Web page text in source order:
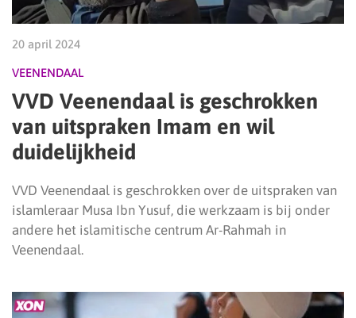
20 april 2024
VEENENDAAL
VVD Veenendaal is geschrokken
van uitspraken Imam en wil
duidelijkheid
VVD Veenendaal is geschrokken over de uitspraken van
islamleraar Musa Ibn Yusuf, die werkzaam is bij onder
andere het islamitische centrum Ar-Rahmah in
Veenendaal.